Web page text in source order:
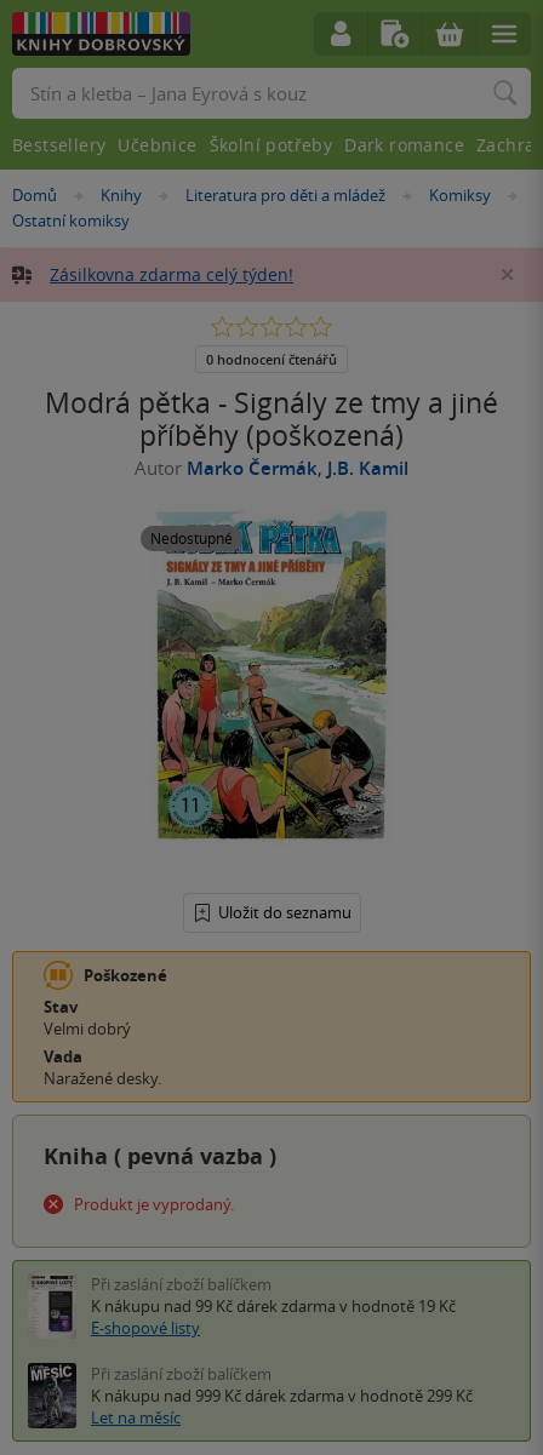
Nacházíte
se
Domů »Knihy »
Literatura pro děti a mládež »
Komiksy
Ostatní komiksy
Zásilkovna zdarma celý týden!
Modrá pětka - Signály ze tmy a jiné
příběhy (poškozená)
Autor Marko Čermák, J.B. Kamil
Nedostupné
Uložit do seznamu
0.0
5
0 hodnocení čtenářů
Poškozené
Stav
Velmi dobrý
Vada
Naražené desky.
Kniha ( pevná vazba )
Produkt je vyprodaný.
Při zaslání zboží balíčkem
K nákupu nad 99 Kč dárek zdarma v hodnotě 19 Kč
E-shopové listy
Při zaslání zboží balíčkem
K nákupu nad 999 Kč dárek zdarma v hodnotě 299 Kč
Let na měsíc
Vyhledávání
Bestsellery Učebnice Školní potřeby Dark romance